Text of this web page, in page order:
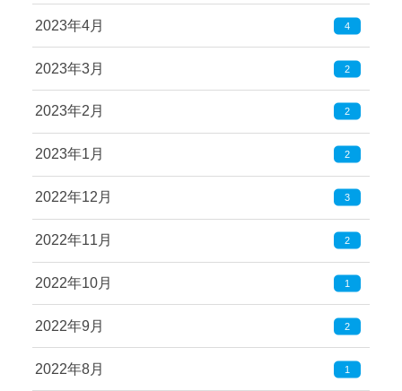
2023年4月 4
2023年3月 2
2023年2月 2
2023年1月 2
2022年12月 3
2022年11月 2
2022年10月 1
2022年9月 2
2022年8月 1